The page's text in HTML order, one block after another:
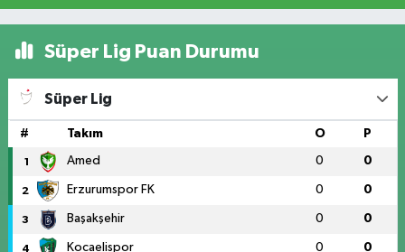
Süper Lig Puan Durumu
Süper Lig
# Takım O P
1 Amed 0 0
2 Erzurumspor FK 0 0
3 Başakşehir 0 0
4 Kocaelispor 0 0